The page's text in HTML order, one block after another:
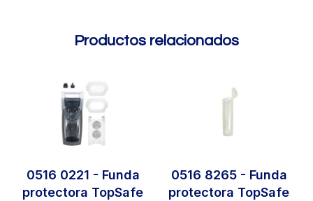
Productos relacionados
0516 0221 - Funda
protectora TopSafe
0516 8265 - Funda
protectora TopSafe